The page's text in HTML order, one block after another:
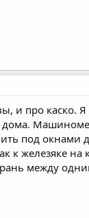
и про каско.
под
железяке на
между